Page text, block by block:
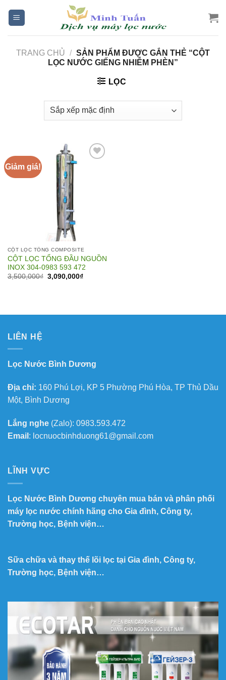
TRANG CHỦ / SẢN PHẨM ĐƯỢC GẮN THẺ “CỘT
LỌC NƯỚC GIẾNG NHIỄM PHÈN”
LỌC
Giảm giá!
CỘT LỌC TỔNG COMPOSITE
CỘT LỌC TỔNG ĐẦU NGUỒN
INOX 304-0983 593 472
3,500,000₫ Giá
3,090,000₫Giá
LIÊN HỆ
Lọc Nước Bình Dương
Địa chỉ: 160 Phú Lợi, KP 5 Phường Phú Hòa, TP Thủ Dầu
Một, Bình Dương
Lắng nghe (Zalo): 0983.593.472
Email : locnuocbinhduong61@gmail.com
LĨNH VỰC
Lọc Nước Bình Dương chuyên mua bán và phân phối
máy lọc nước chính hãng cho Gia đình, Công ty,
Trường học, Bệnh viện…
Sữa chữa và thay thế lõi lọc tại Gia đình, Công ty,
Trường học, Bệnh viện…